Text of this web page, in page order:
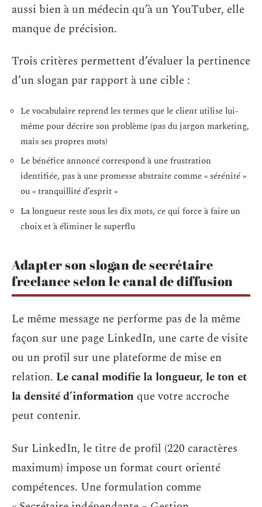
aussi bien à un médecin qu’à un YouTuber, elle
manque de précision.
Trois critères permettent d’évaluer la pertinence
d’un slogan par rapport à une cible :
Le vocabulaire reprend les termes que le client utilise lui-
même pour décrire son problème (pas du jargon marketing,
mais ses propres mots)
Le bénéfice annoncé correspond à une frustration
identifiée, pas à une promesse abstraite comme « sérénité »
ou « tranquillité d’esprit »
La longueur reste sous les dix mots, ce qui force à faire un
choix et à éliminer le superflu
Adapter son slogan de secrétaire
freelance selon le canal de diffusion
Le même message ne performe pas de la même
façon sur une page LinkedIn, une carte de visite
ou un profil sur une plateforme de mise en
relation. Le canal modifie la longueur, le ton et
la densité d’information que votre accroche
peut contenir.
Sur LinkedIn, le titre de profil (220 caractères
maximum) impose un format court orienté
compétences. Une formulation comme